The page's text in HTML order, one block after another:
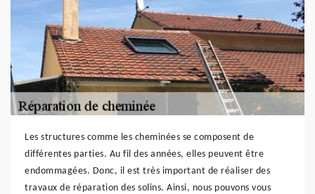
Les structures comme les cheminées se composent de
différentes parties. Au fil des années, elles peuvent être
endommagées. Donc, il est très important de réaliser des
travaux de réparation des solins. Ainsi, nous pouvons vous